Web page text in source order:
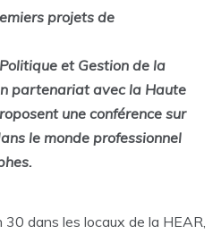
projets de
et Gestion de la
partenariat avec la Haute
une conférence sur
le monde professionnel
dans les locaux de la HEAR,